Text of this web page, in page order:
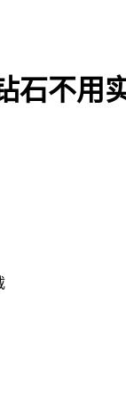
石不用